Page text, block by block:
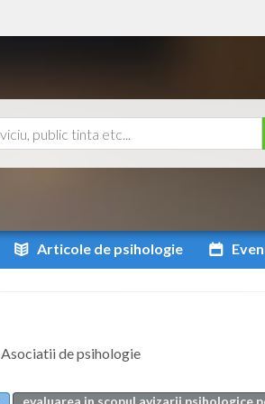
Articole de psihologie
Asociatii de psihologie
evaluarea in scopul avizarii psihologice